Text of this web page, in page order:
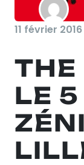
11 février
THE
LE